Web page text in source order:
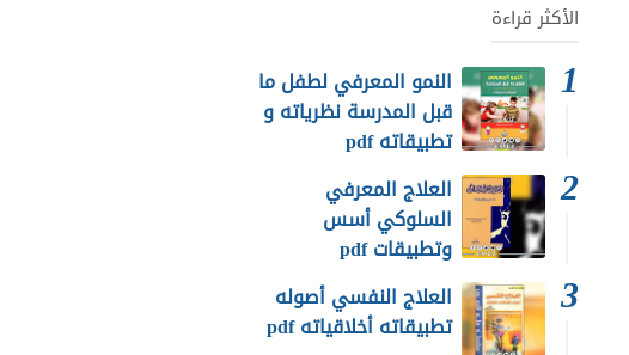
الأكثر قراءة
النمو المعرفي لطفل ما
قبل المدرسة نظرياته و
تطبيقاته pdf
العلاج المعرفي
السلوكي أسس
وتطبيقات pdf
العلاج النفسي أصوله
تطبيقاته أخلاقياته pdf